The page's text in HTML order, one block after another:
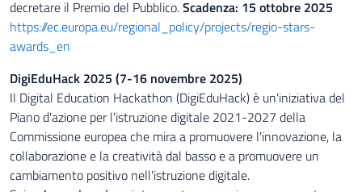
decretare il Premio del Pubblico.Scadenza: 15 ottobre 2025
https://ec.europa.eu/regional_policy/projects/regio-stars-
awards_en
DigiEduHack 2025 (7-16 novembre 2025)
Il Digital Education Hackathon (DigiEduHack) è un'iniziativa del
Piano d'azione per l'istruzione digitale 2021-2027 della
Commissione europea che mira a promuovere l'innovazione, la
collaborazione e la creatività dal basso e a promuovere un
cambiamento positivo nell'istruzione digitale.